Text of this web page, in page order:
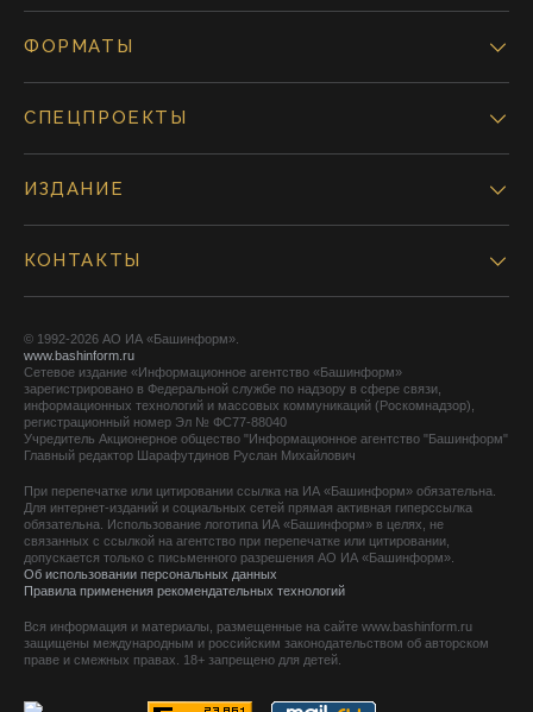
ФОРМАТЫ
СПЕЦПРОЕКТЫ
ИЗДАНИЕ
КОНТАКТЫ
© 1992-2026 АО ИА «Башинформ».
www.bashinform.ru
Сетевое издание «Информационное агентство «Башинформ»
зарегистрировано в Федеральной службе по надзору в сфере связи,
информационных технологий и массовых коммуникаций (Роскомнадзор),
регистрационный номер Эл № ФС77-88040
Учредитель Акционерное общество "Информационное агентство "Башинформ"
Главный редактор Шарафутдинов Руслан Михайлович
При перепечатке или цитировании ссылка на ИА «Башинформ» обязательна.
Для интернет-изданий и социальных сетей прямая активная гиперссылка
обязательна. Использование логотипа ИА «Башинформ» в целях, не
связанных с ссылкой на агентство при перепечатке или цитировании,
допускается только с письменного разрешения АО ИА «Башинформ».
Об использовании персональных данных
Правила применения рекомендательных технологий
Вся информация и материалы, размещенные на сайте www.bashinform.ru
защищены международным и российским законодательством об авторском
праве и смежных правах. 18+ запрещено для детей.